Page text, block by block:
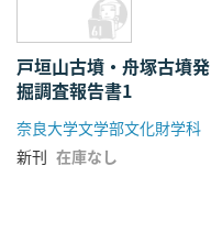
戸垣山古墳・舟塚古墳発
掘調査報告書1
奈良大学文学部文化財学科
新刊 在庫なし